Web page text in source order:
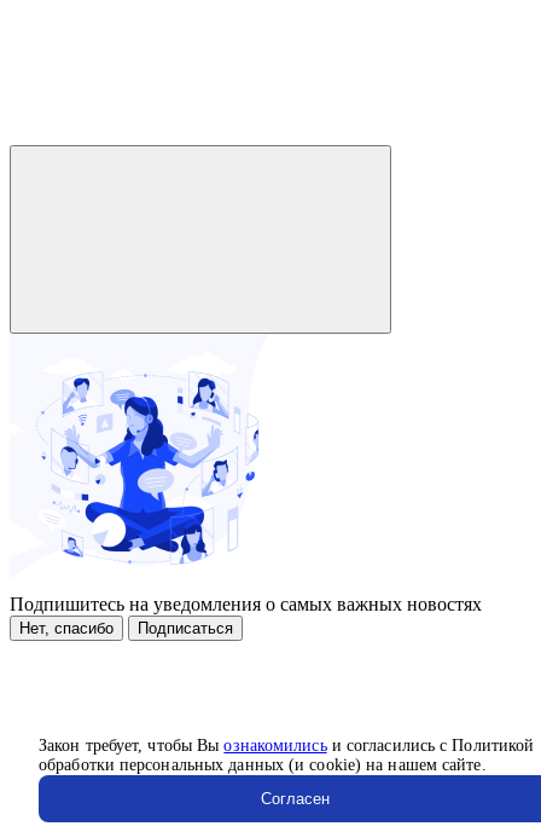
Закон требует, чтобы Выознакомилисьи согласились с Политикой
обработки персональных данных (и cookie) на нашем сайте.
Согласен
Подпишитесь на уведомления о самых важных новостях
Нет, спасибо Подписаться